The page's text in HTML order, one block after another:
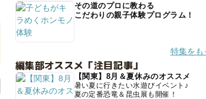
その道のプロに教わる
こだわりの親子体験プログラム！
特集をも
編集部オススメ「注目記事」
【関東】8月＆夏休みのオススメ
暑い夏に行きたい水遊びイベント♪
夏の定番恐竜＆昆虫展も開催！